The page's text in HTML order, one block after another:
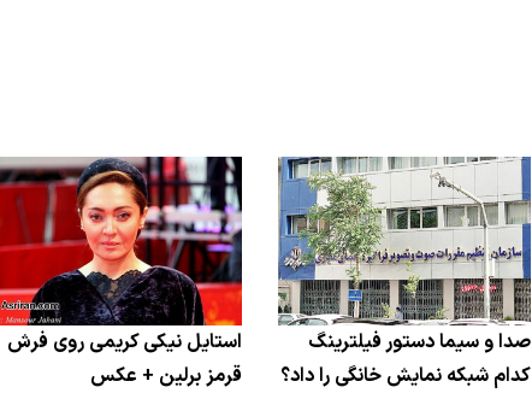
صدا و سیما دستور فیلترینگ
کدام شبکه نمایش خانگی را داد؟
استایل نیکی کریمی روی فرش
قرمز برلین + عکس